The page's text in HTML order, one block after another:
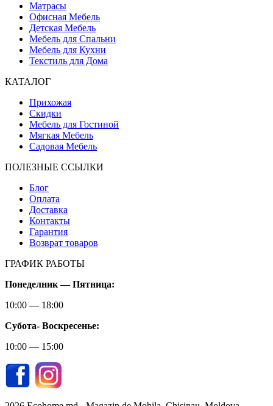
Матрасы
Офисная Мебель
Детская Мебель
Мебель для Спальни
Мебель для Кухни
Текстиль для Дома
КАТАЛОГ
Прихожая
Скидки
Мебель для Гостиной
Мягкая Мебель
Садовая Мебель
ПОЛЕЗНЫЕ ССЫЛКИ
Блог
Оплата
Доставка
Контакты
Гарантия
Возврат товаров
ГРАФИК РАБОТЫ
Понеделник — Пятница:
10:00 — 18:00
Субота- Воскресенье:
10:00 — 15:00